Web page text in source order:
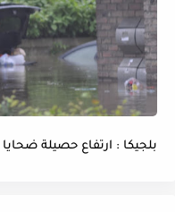
بلجيكا : ارتفاع حصيلة ضحايا